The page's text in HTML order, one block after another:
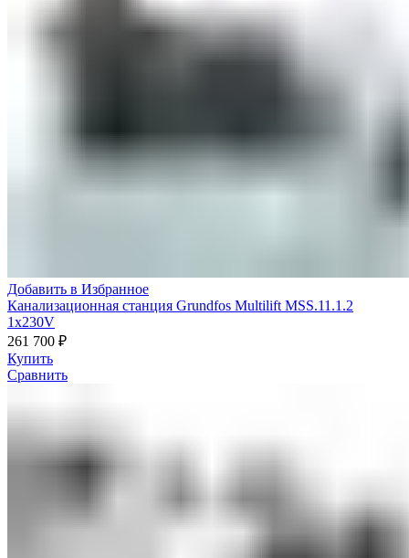
Добавить в Избранное
Канализационная станция Grundfos Multilift MSS.11.1.2
1x230V
261 700 ₽
Купить
Сравнить